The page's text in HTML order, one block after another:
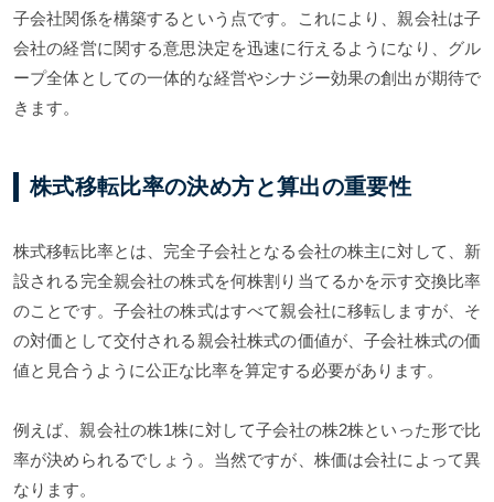
子会社関係を構築するという点です。これにより、親会社は子
会社の経営に関する意思決定を迅速に行えるようになり、グル
ープ全体としての一体的な経営やシナジー効果の創出が期待で
きます。
株式移転比率の決め方と算出の重要性
株式移転比率とは、完全子会社となる会社の株主に対して、新
設される完全親会社の株式を何株割り当てるかを示す交換比率
のことです。子会社の株式はすべて親会社に移転しますが、そ
の対価として交付される親会社株式の価値が、子会社株式の価
値と見合うように公正な比率を算定する必要があります。
例えば、親会社の株1株に対して子会社の株2株といった形で比
率が決められるでしょう。当然ですが、株価は会社によって異
なります。